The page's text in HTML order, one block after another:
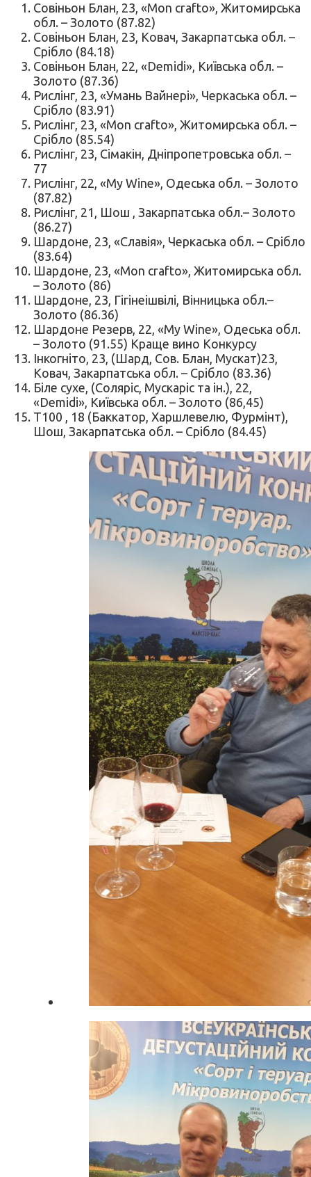
Совіньон Блан, 23, «Mon crafto», Житомирська
обл. – Золото (87.82)
Совіньон Блан, 23, Ковач, Закарпатська обл. –
Срібло (84.18)
Совіньон Блан, 22, «Demidi», Київська обл. –
Золото (87.36)
Рислінг, 23, «Умань Вайнері», Черкаська обл. –
Срібло (83.91)
Рислінг, 23, «Mon crafto», Житомирська обл. –
Срібло (85.54)
Рислінг, 23, Сімакін, Дніпропетровська обл. –
77
Рислінг, 22, «My Wine», Одеська обл. – Золото
(87.82)
Рислінг, 21, Шош , Закарпатська обл.– Золото
(86.27)
Шардоне, 23, «Славія», Черкаська обл. – Срібло
(83.64)
Шардоне, 23, «Mon crafto», Житомирська обл.
– Золото (86)
Шардоне, 23, Гігінеішвілі, Вінницька обл.–
Золото (86.36)
Шардоне Резерв, 22, «My Wine», Одеська обл.
– Золото (91.55) Краще вино Конкурсу
Інкогніто, 23, (Шард, Сов. Блан, Мускат)23,
Ковач, Закарпатська обл. – Срібло (83.36)
Біле сухе, (Соляріс, Мускаріс та ін.), 22,
«Demidi», Київська обл. – Золото (86,45)
Т100 , 18 (Баккатор, Харшлевелю, Фурмінт),
Шош, Закарпатська обл. – Срібло (84.45)